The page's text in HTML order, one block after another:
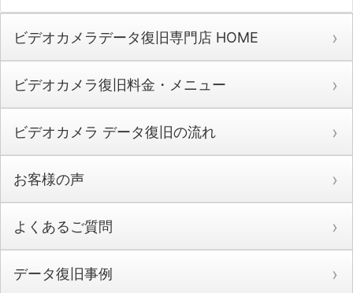
ビデオカメラデータ復旧専門店 HOME
ビデオカメラ復旧料金・メニュー
ビデオカメラ データ復旧の流れ
お客様の声
よくあるご質問
データ復旧事例